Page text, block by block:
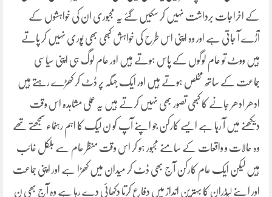
کے اخراجات برداشت نہیں کر سکیں گئے یہ مجبوری ان کی خواہشوں کے
آڑے آ جاتی ہے اور وہ اپنی اس طرح کی خواہش کبھی بھی پوری نہیں کر پاتے
ہیں ووٹ تو عام لوگوں کے پاس ہوتے ہیں اور عام لوگ ہی اپنی سیاسی
جماعت کے ساتھ مخلص ہوتے ہیں اور ایک جہگہ پر ڈٹ کر کھڑے رہتے ہیں
ادھر ادھر جانے کا کبھی تصور بھی نہیں کرتے ہیں یہ عملی مشاہدہ اس وقت
دیکھنے میں آ رہا ہے ایسے کارکن جو اپنے آپ کو ن لیگ کا اہم رہنماء سمجھتے تھے
وہ حالات و واقعات کے سامنے مجبور ہو کر اس وقت منظر عام سے بلکل غائب
ہیں لیکن ایک عام کارکن آج بھی ڈٹ کر میدان میں کھڑا ہے اور اپنی جماعت
اور اپنے لیڈران کا بہترین انداز میں دفاع کرتا دکھائی دے رہا ہے وہ آج بھی ن